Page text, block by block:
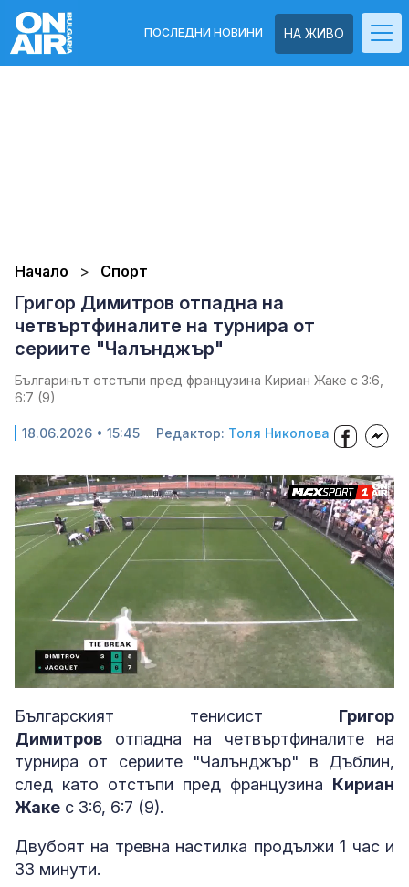
НА ЖИВО
ПОСЛЕДНИ НОВИНИ
Начало Спорт
Григор Димитров отпадна на
четвъртфиналите на турнира от
сериите "Чалънджър"
Българинът отстъпи пред французина Кириан Жаке с 3:6,
6:7 (9)
18.06.2026 • 15:45 Редактор: Толя Николова
Unmute Loaded
62.93%
Българският тенисист Григор
Димитров отпадна на четвъртфиналите на
турнира от сериите "Чалънджър" в Дъблин,
след като отстъпи пред французина Кириан
Жаке с 3:6, 6:7 (9).
Двубоят на тревна настилка продължи 1 час и
33 минути.